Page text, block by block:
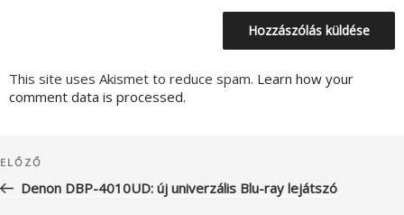
This site uses Akismet to reduce spam. Learn how your
comment data is processed.
navigáció
Korábbi
bejegyzés
ELŐZŐ
Denon DBP-4010UD: új univerzális Blu-ray lejátszó